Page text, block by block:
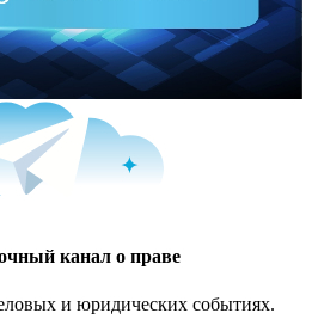
канал о праве
и юридических событиях.